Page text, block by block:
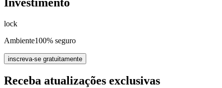
Investimento
lock
Ambiente100% seguro
inscreva-se gratuitamente
Receba atualizações exclusivas